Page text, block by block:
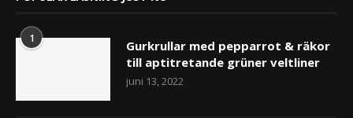
1
Gurkrullar med pepparrot & räkor
till aptitretande grüner veltliner
juni 13, 2022